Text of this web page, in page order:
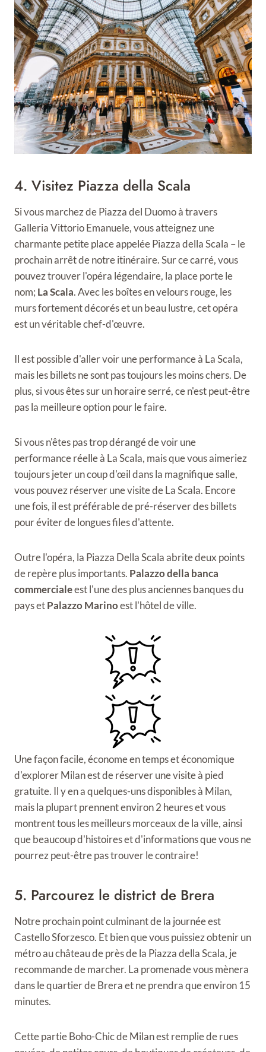
4. Visitez Piazza della Scala
Si vous marchez de Piazza del Duomo à travers
Galleria Vittorio Emanuele, vous atteignez une
charmante petite place appelée Piazza della Scala – le
prochain arrêt de notre itinéraire. Sur ce carré, vous
pouvez trouver l'opéra légendaire, la place porte le
nom; La Scala. Avec les boîtes en velours rouge, les
murs fortement décorés et un beau lustre, cet opéra
est un véritable chef-d'œuvre.
Il est possible d'aller voir une performance à La Scala,
mais les billets ne sont pas toujours les moins chers. De
plus, si vous êtes sur un horaire serré, ce n'est peut-être
pas la meilleure option pour le faire.
Si vous n'êtes pas trop dérangé de voir une
performance réelle à La Scala, mais que vous aimeriez
toujours jeter un coup d'œil dans la magnifique salle,
vous pouvez réserver une visite de La Scala. Encore
une fois, il est préférable de pré-réserver des billets
pour éviter de longues files d'attente.
Outre l'opéra, la Piazza Della Scala abrite deux points
de repère plus importants. Palazzo della banca
commercialeest l'une des plus anciennes banques du
pays etPalazzo Marinoest l'hôtel de ville.
Une façon facile, économe en temps et économique
d'explorer Milan est de réserver une visite à pied
gratuite. Il y en a quelques-uns disponibles à Milan,
mais la plupart prennent environ 2 heures et vous
montrent tous les meilleurs morceaux de la ville, ainsi
que beaucoup d'histoires et d'informations que vous ne
pourrez peut-être pas trouver le contraire!
5. Parcourez le district de Brera
Notre prochain point culminant de la journée est
Castello Sforzesco. Et bien que vous puissiez obtenir un
métro au château de près de la Piazza della Scala, je
recommande de marcher. La promenade vous mènera
dans le quartier de Brera et ne prendra que environ 15
minutes.
Cette partie Boho-Chic de Milan est remplie de rues